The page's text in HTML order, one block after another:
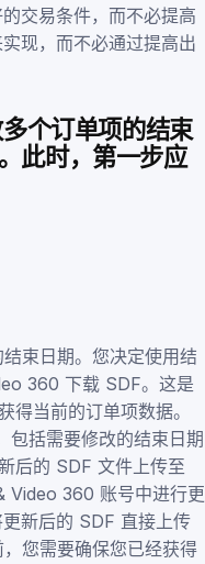
交易条件，而不必提高
现，而不必通过提高出
个订单项的结束
此时，第一步应
束日期。您决定使用结
360 下载 SDF。这是
当前的订单项数据。
括需要修改的结束日期
后的 SDF 文件上传至
Video 360 账号中进行更
新后的 SDF 直接上传
您需要确保您已经获得